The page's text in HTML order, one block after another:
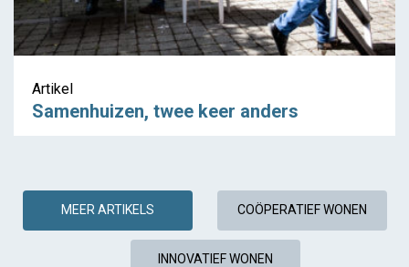
Artikel
Samenhuizen, twee keer anders
MEER ARTIKELS COÖPERATIEF WONEN
INNOVATIEF WONEN